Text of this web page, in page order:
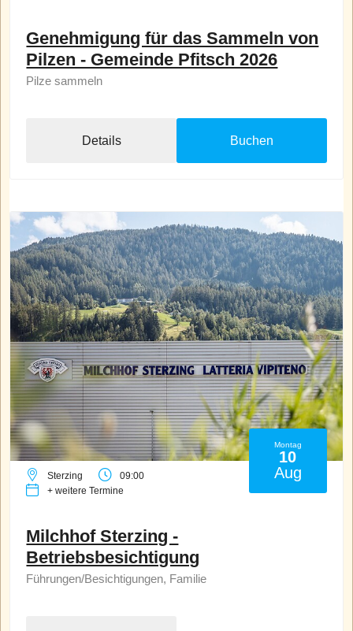
Genehmigung für das Sammeln von
Pilzen - Gemeinde Pfitsch 2026
Pilze sammeln
Details Buchen
Montag
10
Aug
Sterzing
09:00
+ weitere Termine
Milchhof Sterzing -
Betriebsbesichtigung
Führungen/Besichtigungen, Familie